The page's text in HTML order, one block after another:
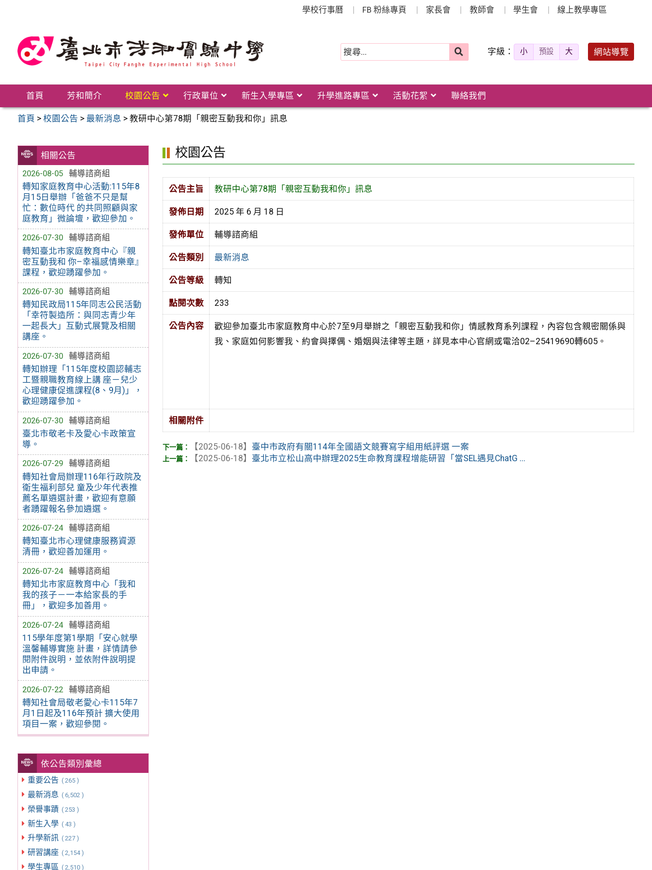
學校行事曆 FB 粉絲專頁 家長會 教師會 學生會 線上教學專區
字級： 小 預設 大 網站導覽
首頁 芳和簡介 校園公告 行政單位 新生入學專區 升學進路專區 活動花絮 聯絡我們
首頁 >校園公告 > 最新消息 >教研中心第78期「親密互動我和你」訊息
相關公告
2026-08-05
輔導諮商組
轉知家庭教育中心活動:115年8
月15日舉辦「爸爸不只是幫
忙：數位時代 的共同照顧與家
庭教育」微論壇，歡迎參加。
2026-07-30
輔導諮商組
轉知臺北市家庭教育中心『親
密互動我和 你–幸福感情樂章』
課程，歡迎踴躍參加。
2026-07-30
輔導諮商組
轉知民政局115年同志公民活動
「幸符製造所：與同志青少年
一起長大」互動式展覽及相關
講座。
2026-07-30
輔導諮商組
轉知辦理「115年度校園認輔志
工暨親職教育線上講 座－兒少
心理健康促進課程(8、9月)」，
歡迎踴躍參加。
2026-07-30
輔導諮商組
臺北市敬老卡及愛心卡政策宣
導。
2026-07-29
輔導諮商組
轉知社會局辦理116年行政院及
衛生福利部兒 童及少年代表推
薦名單遴選計畫，歡迎有意願
者踴躍報名參加遴選。
2026-07-24
輔導諮商組
轉知臺北市心理健康服務資源
清冊，歡迎善加運用。
2026-07-24
輔導諮商組
轉知北市家庭教育中心「我和
我的孩子－一本給家長的手
冊」，歡迎多加善用。
2026-07-24
輔導諮商組
115學年度第1學期「安心就學
溫馨輔導實施 計畫，詳情請參
閱附件說明，並依附件說明提
出申請。
2026-07-22
輔導諮商組
轉知社會局敬老愛心卡115年7
月1日起及116年預計 擴大使用
項目一案，歡迎參閱。
依公告類別彙總
重要公告 ( 265 )
最新消息 ( 6,502 )
榮譽事蹟 ( 253 )
新生入學 ( 43 )
升學新訊 ( 227 )
研習講座 ( 2,154 )
學生專區 ( 2,510 )
校園公告
公告主旨 教研中心第78期「親密互動我和你」訊息
發佈日期 2025 年 6 月 18 日
發佈單位 輔導諮商組
公告類別 最新消息
公告等級 轉知
點閱次數 233
公告內容
歡迎參加臺北市家庭教育中心於7至9月舉辦之「親密互動我和你」情感教育系列課程，內容包含親密關係與
我、家庭如何影響我、約會與擇偶、婚姻與法律等主題，詳見本中心官網或電洽02–25419690轉605。
相關附件
【2025-06-18】 臺中市政府有關114年全國語文競賽寫字組用紙評選 一案
【2025-06-18】 臺北市立松山高中辦理2025生命教育課程增能研習「當SEL遇見ChatG ...